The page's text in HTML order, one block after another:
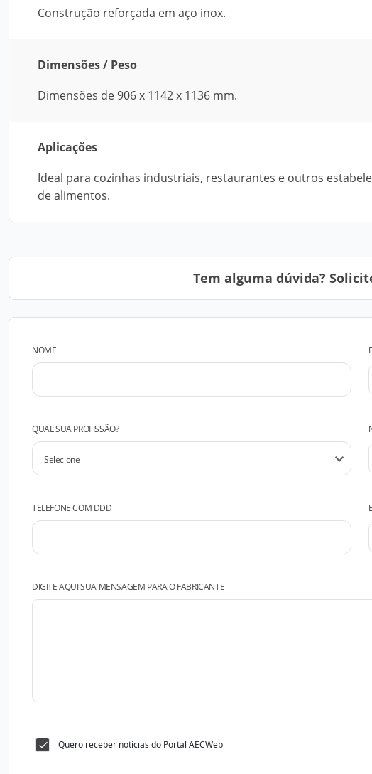
Construção reforçada em aço inox.
Dimensões / Peso
Dimensões de 906 x 1142 x 1136 mm.
Aplicações
Ideal para cozinhas industriais, restaurantes e outros
de alimentos.
Tem alguma dúvida?
NOME
QUAL SUA PROFISSÃO?
TELEFONE COM DDD
DIGITE AQUI SUA MENSAGEM PARA O FABRICANTE
Quero receber notícias do Portal AECWeb